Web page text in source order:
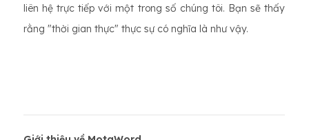
liên hệ trực tiếp với một trong số chúng tôi. Bạn sẽ thấy
rằng "thời gian thực" thực sự có nghĩa là như vậy.